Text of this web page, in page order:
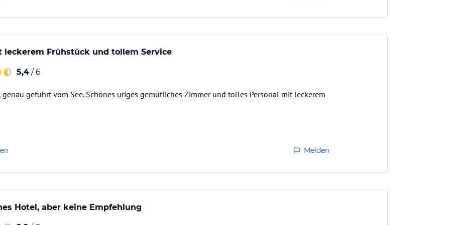
leckerem Frühstück und tollem Service
5,4 / 6
geführt vom See. Schönes uriges gemütliches Zimmer und tolles Personal mit leckerem
Melden
Hotel, aber keine Empfehlung